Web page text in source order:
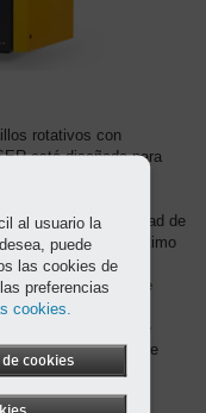
rotativos con
está diseñada para
eficiente en cada
engranajes
ajustar la velocidad de
de energía óptimo
(ETM)
con un filtro de
la eficiencia del
velocidad variable
a reducir la huella de
que es
al usuario la
puede
las cookies de
preferencias
cookies.
cookies